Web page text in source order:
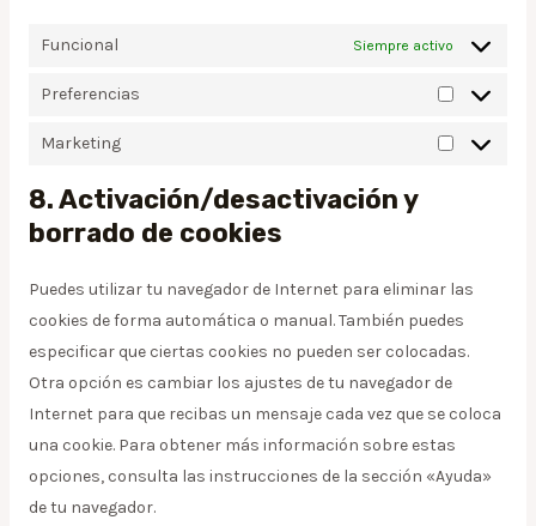
Funcional Siempre activo
Preferencias
Marketing
8. Activación/desactivación y
borrado de cookies
Puedes utilizar tu navegador de Internet para eliminar las
cookies de forma automática o manual. También puedes
especificar que ciertas cookies no pueden ser colocadas.
Otra opción es cambiar los ajustes de tu navegador de
Internet para que recibas un mensaje cada vez que se coloca
una cookie. Para obtener más información sobre estas
opciones, consulta las instrucciones de la sección «Ayuda»
de tu navegador.